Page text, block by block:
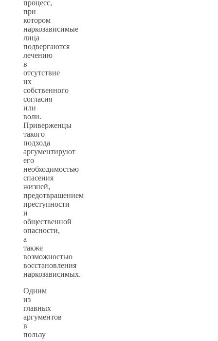
процесс,
при
котором
наркозависимые
лица
подвергаются
лечению
в
отсутствие
их
собственного
согласия
или
воли.
Приверженцы
такого
подхода
аргументируют
его
необходимостью
спасения
жизней,
предотвращением
преступности
и
общественной
опасности,
а
также
возможностью
восстановления
наркозависимых.
Одним
из
главных
аргументов
в
пользу